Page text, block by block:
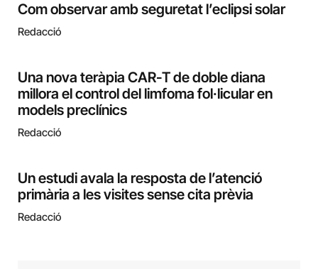
Com observar amb seguretat l’eclipsi solar
Redacció
Una nova teràpia CAR-T de doble diana
millora el control del limfoma fol·licular en
models preclínics
Redacció
Un estudi avala la resposta de l’atenció
primària a les visites sense cita prèvia
Redacció